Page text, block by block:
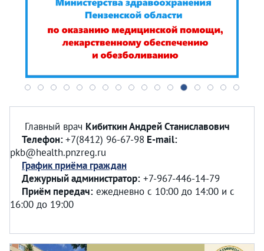
Главный врач Кибиткин Андрей Станиславович
Телефон:+7(8412) 96-67-98 E-mail:
pkb@health.pnzreg.ru
График приёма граждан
Дежурный администратор: +7-967-446-14-79
Приём передач: ежедневно с 10:00 до 14:00 и с
16:00 до 19:00